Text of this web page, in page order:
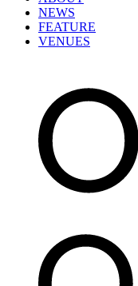
NEWS
FEATURE
VENUES